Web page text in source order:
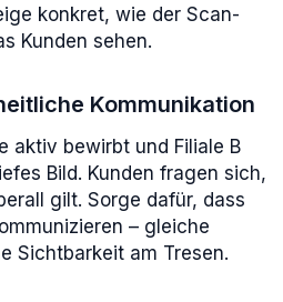
konkret, wie der Scan-
Kunden sehen.
Kommunikation
aktiv bewirbt und Filiale B
Bild. Kunden fragen sich,
gilt. Sorge dafür, dass
– gleiche
Sichtbarkeit am Tresen.